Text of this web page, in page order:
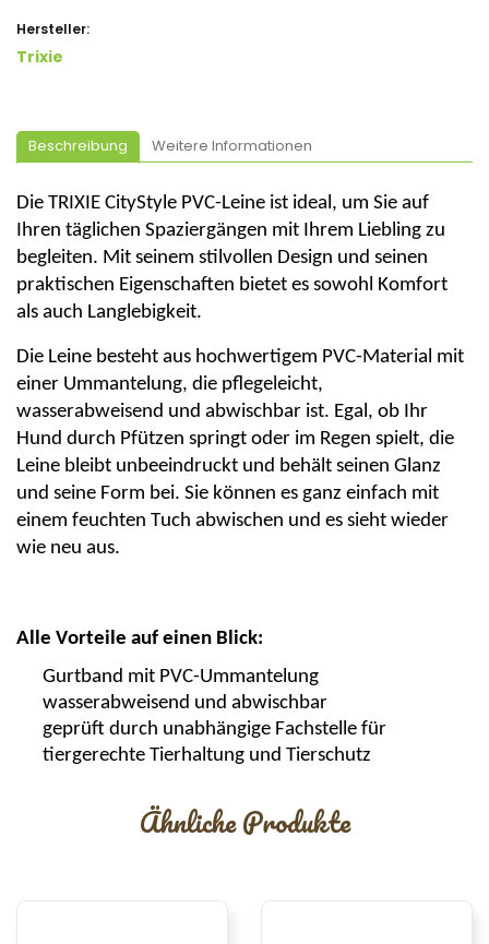
Hersteller:
Trixie
Beschreibung Weitere Informationen
Die TRIXIE CityStyle PVC-Leine ist ideal, um Sie auf
Ihren täglichen Spaziergängen mit Ihrem Liebling zu
begleiten. Mit seinem stilvollen Design und seinen
praktischen Eigenschaften bietet es sowohl Komfort
als auch Langlebigkeit.
Die Leine besteht aus hochwertigem PVC-Material mit
einer Ummantelung, die pflegeleicht,
wasserabweisend und abwischbar ist. Egal, ob Ihr
Hund durch Pfützen springt oder im Regen spielt, die
Leine bleibt unbeeindruckt und behält seinen Glanz
und seine Form bei. Sie können es ganz einfach mit
einem feuchten Tuch abwischen und es sieht wieder
wie neu aus.
Alle Vorteile auf einen Blick:
Gurtband mit PVC-Ummantelung
wasserabweisend und abwischbar
geprüft durch unabhängige Fachstelle für
tiergerechte Tierhaltung und Tierschutz
Ähnliche Produkte